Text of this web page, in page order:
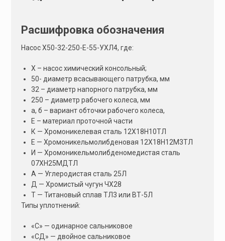
Расшифровка обозначения
Насос Х50-32-250-Е-55-УХЛ4, где:
Х – насос химический консольный;
50- диаметр всасывающего патрубка, мм
32 – диаметр напорного патрубка, мм
250 – диаметр рабочего колеса, мм
а, б – вариант обточки рабочего колеса,
Е – материал проточной части
К — Хромоникелевая сталь 12Х18Н10ТЛ
Е — Хромоникельмолибденовая 12Х18Н12М3ТЛ
И — Хромоникельмолибденомедистая сталь
07ХН25МДТЛ
А — Углеродистая сталь 25Л
Д — Хромистый чугун ЧХ28
Т — Титановый сплав ТЛ3 или ВТ-5Л
Типы уплотнений:
«С» — одинарное сальниковое
«СД» — двойное сальниковое